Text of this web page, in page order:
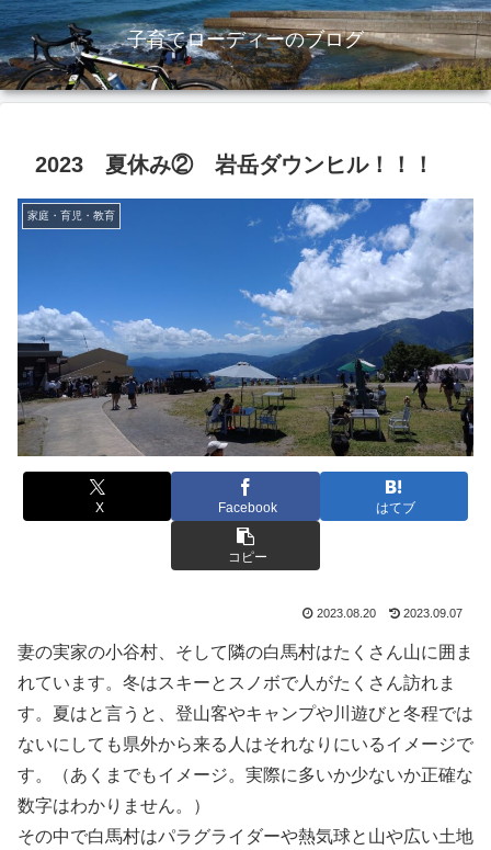
子育てローディーのブログ
2023 夏休み② 岩岳ダウンヒル！！！
家庭・育児・教育
X Facebook はてブ
コピー
2023.08.20 2023.09.07
妻の実家の小谷村、そして隣の白馬村はたくさん山に囲ま
れています。冬はスキーとスノボで人がたくさん訪れま
す。夏はと言うと、登山客やキャンプや川遊びと冬程では
ないにしても県外から来る人はそれなりにいるイメージで
す。（あくまでもイメージ。実際に多いか少ないか正確な
数字はわかりません。）
その中で白馬村はパラグライダーや熱気球と山や広い土地